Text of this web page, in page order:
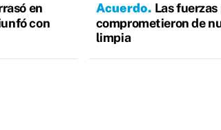
en
con
Acuerdo Las
comprometieron de
limpia